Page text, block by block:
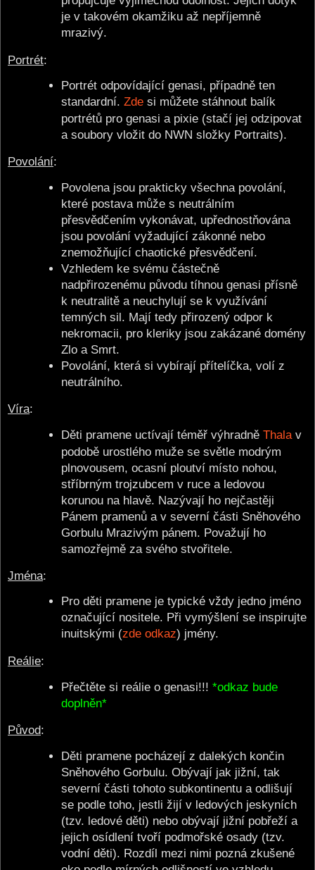
je v takovém okamžiku až nepříjemně
mrazivý.
Portrét:
Portrét odpovídající genasi, případně ten
standardní.Zde si můžete stáhnout balík
portrétů pro genasi a pixie (stačí jej odzipovat
a soubory vložit do NWN složky Portraits).
Povolání:
Povolena jsou prakticky všechna povolání,
které postava může s neutrálním
přesvědčením vykonávat, upřednostňována
jsou povolání vyžadující zákonné nebo
znemožňující chaotické přesvědčení.
Vzhledem ke svému částečně
nadpřirozenému původu tíhnou genasi přísně
k neutralitě a neuchylují se k využívání
temných sil. Mají tedy přirozený odpor k
nekromacii, pro kleriky jsou zakázané domény
Zlo a Smrt.
Povolání, která si vybírají přítelíčka, volí z
neutrálního.
Víra:
Děti pramene uctívají téměř výhradněThala v
podobě urostlého muže se světle modrým
plnovousem, ocasní ploutví místo nohou,
stříbrným trojzubcem v ruce a ledovou
korunou na hlavě. Nazývají ho nejčastěji
Pánem pramenů a v severní části Sněhového
Gorbulu Mrazivým pánem. Považují ho
samozřejmě za svého stvořitele.
Jména:
Pro děti pramene je typické vždy jedno jméno
označující nositele. Při vymýšlení se inspirujte
inuitskými (zde odkaz) jmény.
Reálie:
Přečtěte si reálie o genasi!!!*odkaz bude
doplněn*
Původ:
Děti pramene pocházejí z dalekých končin
Sněhového Gorbulu. Obývají jak jižní, tak
severní části tohoto subkontinentu a odlišují
se podle toho, jestli žijí v ledových jeskyních
(tzv. ledové děti) nebo obývají jižní pobřeží a
jejich osídlení tvoří podmořské osady (tzv.
vodní děti). Rozdíl mezi nimi pozná zkušené